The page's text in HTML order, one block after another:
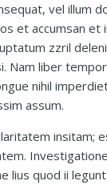
vel illum
et accumsan et
zzril
Nam liber
nihil
assum.
insitam;
lius quod ii